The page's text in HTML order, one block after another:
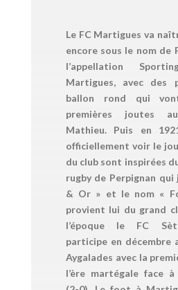
Le FC Martigues va
encore sous le nom de
l’appellation
Martigues, avec des
ballon rond qui
premières joutes
Mathieu. Puis en
officiellement voir le
du club sont inspirées
rugby de Perpignan qui
& Or » et le nom «
provient lui du grand
l’époque le FC
participe en décembre
Aygalades avec la
l’ère martégale face